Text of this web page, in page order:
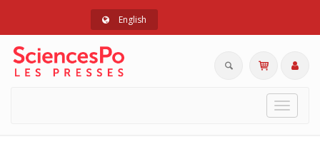
English
Toggle